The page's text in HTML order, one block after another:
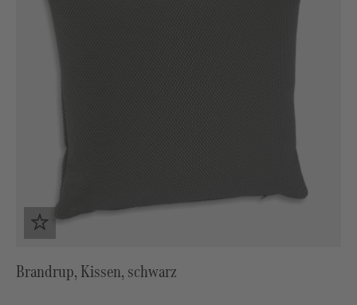
Brandrup, Kissen, schwarz